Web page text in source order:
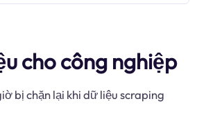
cho công nghiệp
bị chặn lại khi dữ liệu scraping